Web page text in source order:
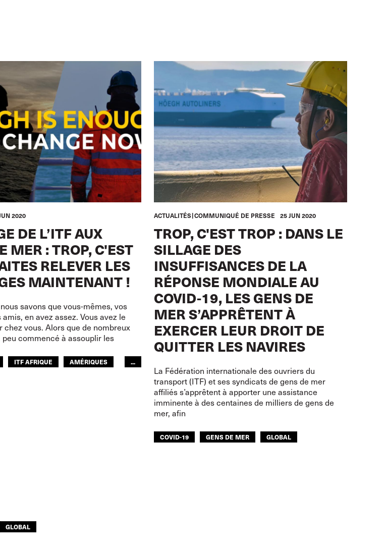
2020
DE L’ITF AUX
MER : TROP, C'EST
RELEVER LES
MAINTENANT !
savons que vous-mêmes, vos
en avez assez. Vous avez le
chez vous. Alors que de nombreux
peu commencé à assouplir les
ITF AFRIQUE
AMÉRIQUES
...
ACTUALITÉS COMMUNIQUÉ DE PRESSE 25 JUN 2020
TROP, C'EST TROP : DANS LE
SILLAGE DES
INSUFFISANCES DE LA
RÉPONSE MONDIALE AU
COVID-19, LES GENS DE
MER S’APPRÊTENT À
EXERCER LEUR DROIT DE
QUITTER LES NAVIRES
La Fédération internationale des ouvriers du
transport (ITF) et ses syndicats de gens de mer
affiliés s’apprêtent à apporter une assistance
imminente à des centaines de milliers de gens de
mer, afin
COVID-19 GENS DE MER GLOBAL
GLOBAL